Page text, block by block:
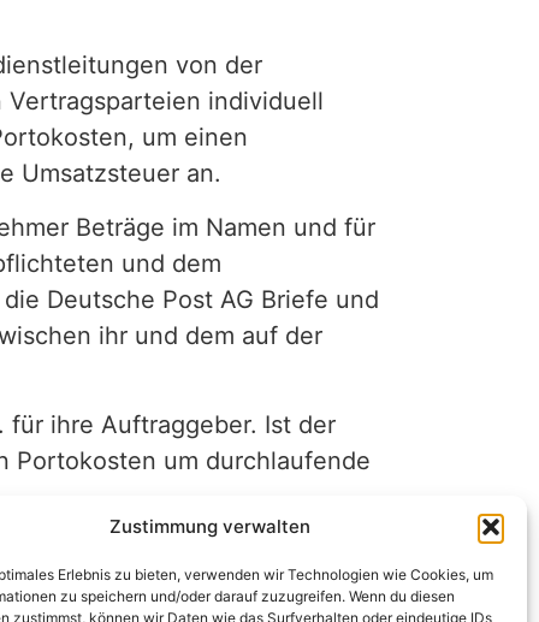
Zustimmung verwalten
Erlebnis zu bieten, verwenden wir Technologien wie Cookies, um
zu speichern und/oder darauf zuzugreifen. Wenn du diesen
zustimmst, können wir Daten wie das Surfverhalten oder eindeutige IDs
von der
individuell
um einen
Umsatzsteuer an.
Beträge im Namen und für
und dem
Deutsche Post AG Briefe und
ihr und dem auf der
für ihre Auftraggeber. Ist der
Portokosten um durchlaufende
Versendung der Post der
erteilt sie dafür keine
indem sie z. B. das